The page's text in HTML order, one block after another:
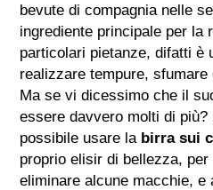
bevute di compagnia nelle
ingrediente principale per la
particolari pietanze, difatti è
realizzare tempure, sfumare
Ma se vi dicessimo che il
essere davvero molti di più?
possibile usare labirra sui
proprio elisir di bellezza,
eliminare alcune macchie, e